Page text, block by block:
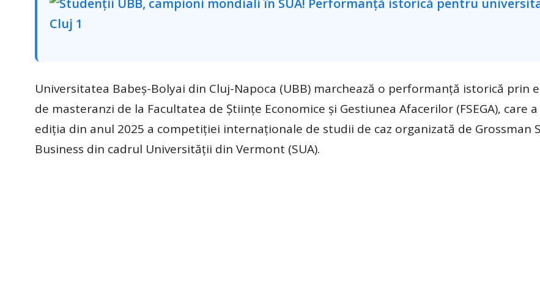
Universitatea Babeș-Bolyai din Cluj-Napoca (UBB) marchează o performanță istorică prin
de masteranzi de la Facultatea de Științe Economice și Gestiunea Afacerilor (FSEGA), care
ediția din anul 2025 a competiției internaționale de studii de caz organizată de Grossman
Business din cadrul Universității din Vermont (SUA).